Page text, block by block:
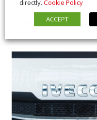
Manfredini, Corporate
04/09/2019
directly. Cookie Policy
ACCEPT